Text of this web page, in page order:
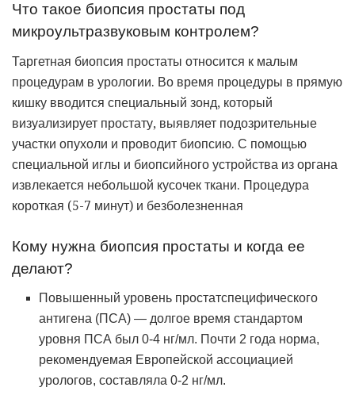
Что такое биопсия простаты под
микроультразвуковым контролем?
Таргетная биопсия простаты относится к малым
процедурам в урологии. Во время процедуры в прямую
кишку вводится специальный зонд, который
визуализирует простату, выявляет подозрительные
участки опухоли и проводит биопсию. С помощью
специальной иглы и биопсийного устройства из органа
извлекается небольшой кусочек ткани. Процедура
короткая (5-7 минут) и безболезненная
Кому нужна биопсия простаты и когда ее
делают?
Повышенный уровень простатспецифического
антигена (ПСА) — долгое время стандартом
уровня ПСА был 0-4 нг/мл. Почти 2 года норма,
рекомендуемая Европейской ассоциацией
урологов, составляла 0-2 нг/мл.